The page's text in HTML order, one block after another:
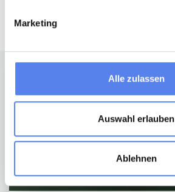
Marketing
Alle zulassen
Auswahl erlauben
Ablehnen